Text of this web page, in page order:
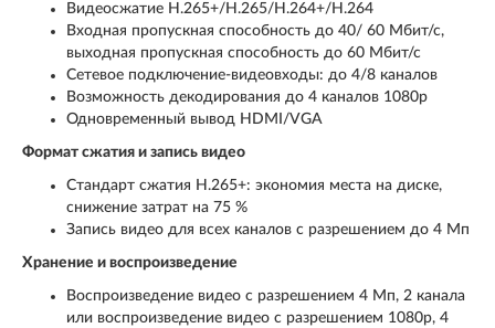
Видеосжатие H.265+/H.265/H.264+/H.264
Входная пропускная способность до 40/ 60 Мбит/с,
выходная пропускная способность до 60 Мбит/с
Сетевое подключение-видеовходы: до 4/8 каналов
Возможность декодирования до 4 каналов 1080p
Одновременный вывод HDMI/VGA
Формат сжатия и запись видео
Стандарт сжатия H.265+: экономия места на диске,
снижение затрат на 75 %
Запись видео для всех каналов с разрешением до 4 Мп
Хранение и воспроизведение
Воспроизведение видео с разрешением 4 Мп, 2 канала
или воспроизведение видео с разрешением 1080p, 4